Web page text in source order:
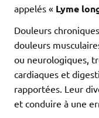
appelés « Lyme
Douleurs
douleurs
ou neurologiques,
cardiaques et
rapportées. Leur
et conduire à une